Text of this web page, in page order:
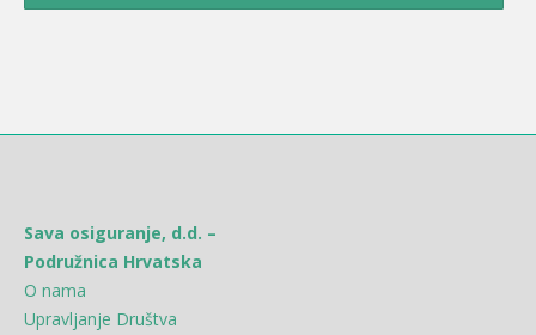
Sava osiguranje, d.d. –
Podružnica Hrvatska
O nama
Upravljanje Društva